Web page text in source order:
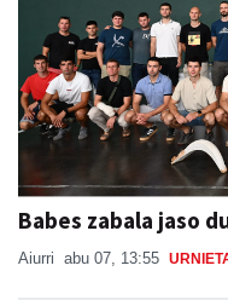
Babes zabala jaso
Aiurri abu 07, 13:55